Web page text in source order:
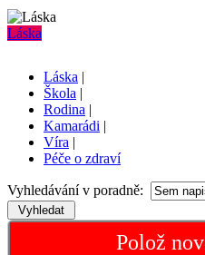
Láska
Láska |
Škola |
Rodina |
Kamarádi |
Víra |
Péče o zdraví
Vyhledávání v poradně:
Polož